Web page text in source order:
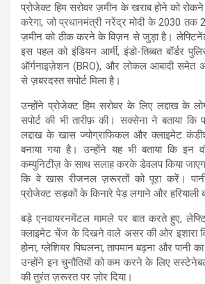
प्रोजेक्ट हिम सरोवर ज़मीन के खराब होने को
करेगा, जो प्रधानमंत्री नरेंद्र मोदी के 2030 तक
ज़मीन को ठीक करने के विज़न से जुड़ा है।
इस पहल को इंडियन आर्मी, इंडो-तिब्बत बॉर्डर
ऑर्गनाइज़ेशन (BRO), और लोकल आबादी समेत
से ज़बरदस्त सपोर्ट मिला है।
उन्होंने प्रोजेक्ट हिम सरोवर के लिए लद्दाख के
सपोर्ट की भी तारीफ़ की। सक्सेना ने बताया कि
लद्दाख के खास ज्योग्राफिकल और क्लाइमेट
बनाया गया है। उन्होंने यह भी बताया कि इन
कम्युनिटीज़ के साथ सलाह करके डेवलप किया
कि वे खास रीजनल ज़रूरतों को पूरा करें।
प्रोजेक्ट सड़कों के किनारे पेड़ लगाने और हरियाली
बड़े एनवायरनमेंटल मामले पर बात करते हुए,
क्लाइमेट चेंज के दिखने वाले असर की ओर इशारा
होना, ग्लेशियर पिघलना, तापमान बढ़ना और पानी
उन्होंने इन चुनौतियों को कम करने के लिए
की तुरंत ज़रूरत पर ज़ोर दिया।